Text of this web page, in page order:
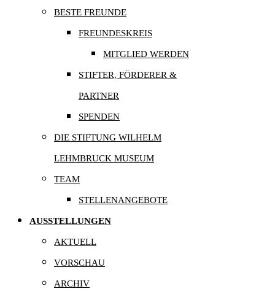
BESTE FREUNDE
FREUNDESKREIS
MITGLIED WERDEN
STIFTER, FÖRDERER &
PARTNER
SPENDEN
DIE STIFTUNG WILHELM
LEHMBRUCK MUSEUM
TEAM
STELLENANGEBOTE
AUSSTELLUNGEN
AKTUELL
VORSCHAU
ARCHIV